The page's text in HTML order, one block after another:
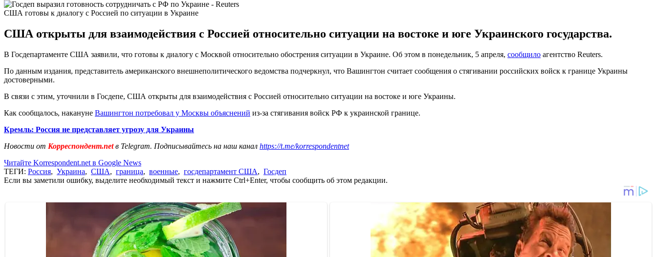
США готовы к диалогу с Россией по ситуации в Украине
США открыты для взаимодействия с Россией относительно ситуации на востоке и юге Украинского государства.
В Госдепартаменте США заявили, что готовы к диалогу с Москвой относительно обострения ситуации в Украине. Об этом в понедельник, 5 апреля, сообщило агентство Reuters.
По данным издания, представитель американского внешнеполитического ведомства подчеркнул, что Вашингтон считает сообщения о стягивании российских войск к границе Украины
достоверными.
В связи с этим, уточнили в Госдепе, США открыты для взаимодействия с Россией относительно ситуации на востоке и юге Украины.
Как сообщалось, накануне Вашингтон потребовал у Москвы объяснений из-за стягивания войск РФ к украинской границе.
Кремль: Россия не представляет угрозу для Украины
Новости от Корреспондент.netв Telegram. Подписывайтесь на наш канал https://t.me/korrespondentnet
Читайте Korrespondent.net в Google News
ТЕГИ: Россия, Украина, США, граница, военные, госдепартамент США, Госдеп
Если вы заметили ошибку, выделите необходимый текст и нажмите Ctrl+Enter, чтобы сообщить об этом редакции.